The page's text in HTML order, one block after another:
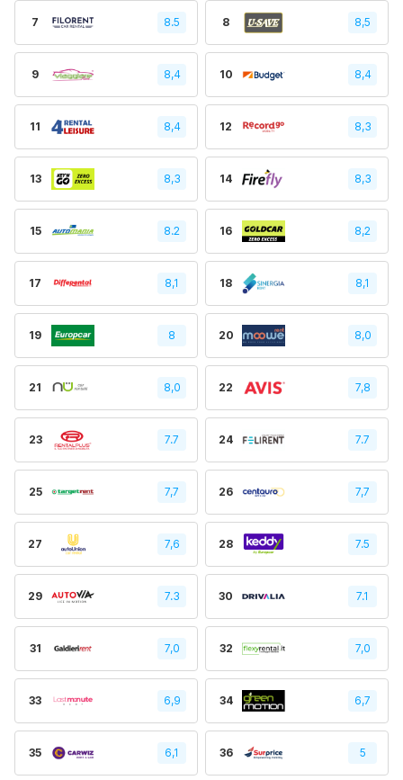
7 8.5 8 8,5
9 8,4 10 8,4
11 8,4 12 8,3
13 8,3 14 8,3
15 8.2 16 8,2
17 8,1 18 8,1
19 8 20 8,0
21 8,0 22 7,8
23 7.7 24 7.7
25 7,7 26 7,7
27 7,6 28 7.5
29 7.3 30 7.1
31 7,0 32 7,0
33 6,9 34 6,7
35 6,1 36 5